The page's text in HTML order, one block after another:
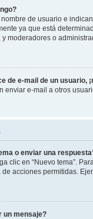
de usuario e
ya que está
y moderadores o
de e-mail de un usuario,
enviar e-mail a otros
o enviar una
clic en “Nuevo tema”.
acciones permitidas.
un mensaje?